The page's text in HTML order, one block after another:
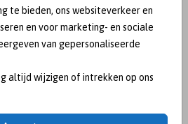
te bieden, ons websiteverkeer en
en voor marketing- en sociale
van gepersonaliseerde
altijd wijzigen of intrekken op ons